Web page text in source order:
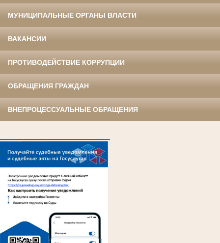
МУНИЦИПАЛЬНЫЕ ОРГАНЫ ВЛАСТИ
ВАКАНСИИ
ПРОТИВОДЕЙСТВИЕ КОРРУПЦИИ
ОБРАЩЕНИЯ ГРАЖДАН
ВНЕПРОЦЕССУАЛЬНЫЕ ОБРАЩЕНИЯ